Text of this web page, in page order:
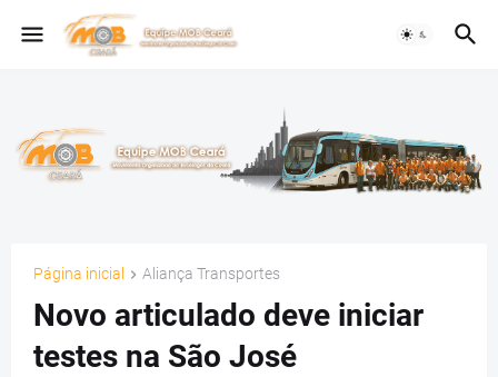
Página inicial Aliança Transportes
Novo articulado deve iniciar
testes na São José